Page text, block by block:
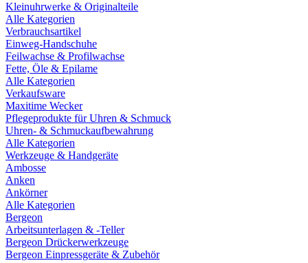
Kleinuhrwerke & Originalteile
Alle Kategorien
Verbrauchsartikel
Einweg-Handschuhe
Feilwachse & Profilwachse
Fette, Öle & Epilame
Alle Kategorien
Verkaufsware
Maxitime Wecker
Pflegeprodukte für Uhren & Schmuck
Uhren- & Schmuckaufbewahrung
Alle Kategorien
Werkzeuge & Handgeräte
Ambosse
Anken
Ankörner
Alle Kategorien
Bergeon
Arbeitsunterlagen & -Teller
Bergeon Drückerwerkzeuge
Bergeon Einpressgeräte & Zubehör